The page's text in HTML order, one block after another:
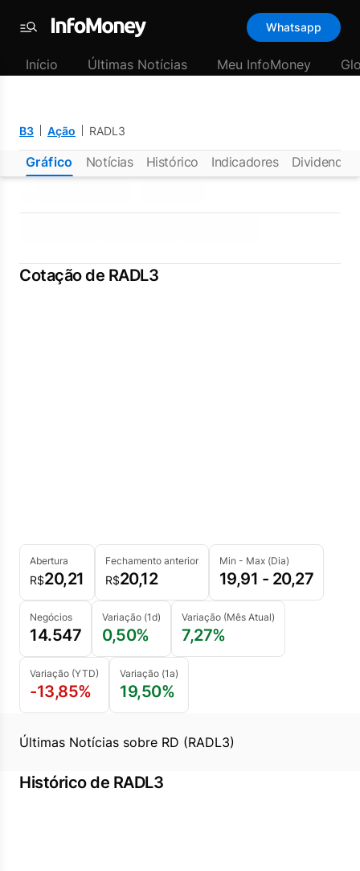
Menu
Whatsapp
Início Últimas Notícias Meu InfoMoney
B3 Ação RADL3
Gráfico Notícias Histórico Indicadores Dividendos
Cotação de RADL3
Abertura
R$20,21
Fechamento anterior
R$20,12
Min - Max (Dia)
19,91 - 20,27
Negócios
14.547
Variação (1d)
0,50%
Variação (Mês Atual)
7,27%
Variação (YTD)
-13,85%
Variação (1a)
19,50%
Últimas Notícias sobre RD (RADL3)
Histórico de RADL3